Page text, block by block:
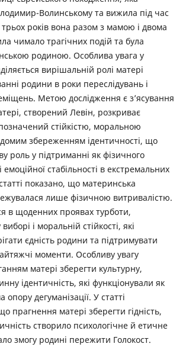
Волинському та вижила під час
трьох років вона разом з мамою і двома
чимало трагічних подій та була
родиною. Особлива увага у
вирішальній ролі матері
родини в роки переслідувань і
Метою дослідження є з’ясування
створений Левін, розкриває
стійкістю, моральною
збереженням ідентичності, що
роль у підтриманні як фізичного
стабільності в екстремальних
показано, що материнська
лише фізичною витривалістю.
в щоденних проявах турботи,
і моральній стійкості, які
єдність родини та підтримувати
моменти. Особливу увагу
матері зберегти культурну,
ідентичність, які функціонували як
дегуманізації. У статті
прагнення матері зберегти гідність,
створило психологічне й етичне
змогу родині пережити Голокост.